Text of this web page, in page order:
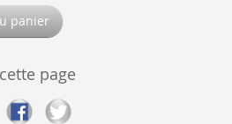
panier
page